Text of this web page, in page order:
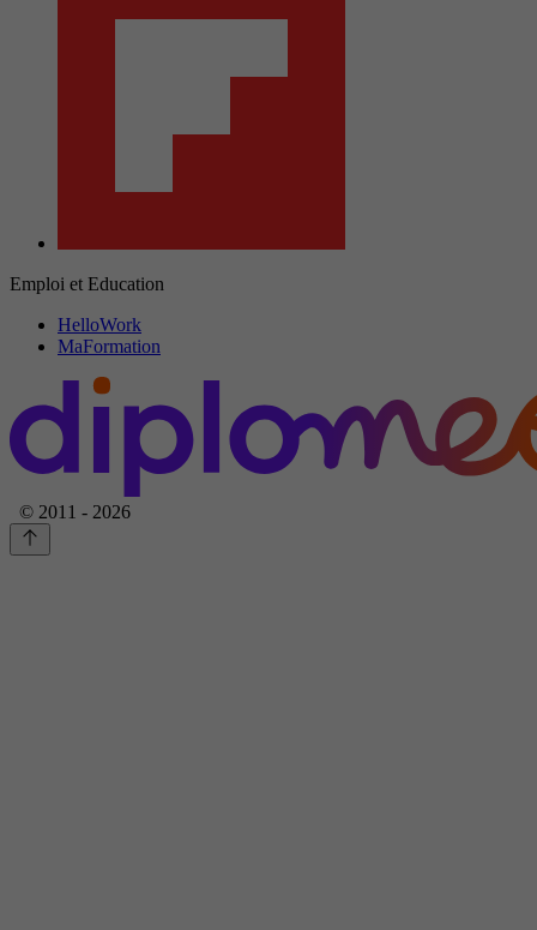
Emploi et Education
HelloWork
MaFormation
© 2011 - 2026